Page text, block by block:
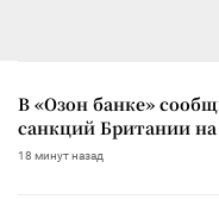
В «Озон банке»
санкций Британии на
18 минут назад